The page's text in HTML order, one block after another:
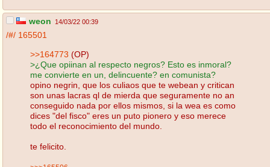
weon 14/03/22 00:39
/#/ 165501
>>164773 (OP)
>¿Que opiinan al respecto negros? Esto es inmoral?
me convierte en un, delincuente? en comunista?
opino negrin, que los culiaos que te webean y critican
son unas lacras ql de mierda que seguramente no an
conseguido nada por ellos mismos, si la wea es como
dices "del fisco" eres un puto pionero y eso merece
todo el reconocimiento del mundo.
te felicito.